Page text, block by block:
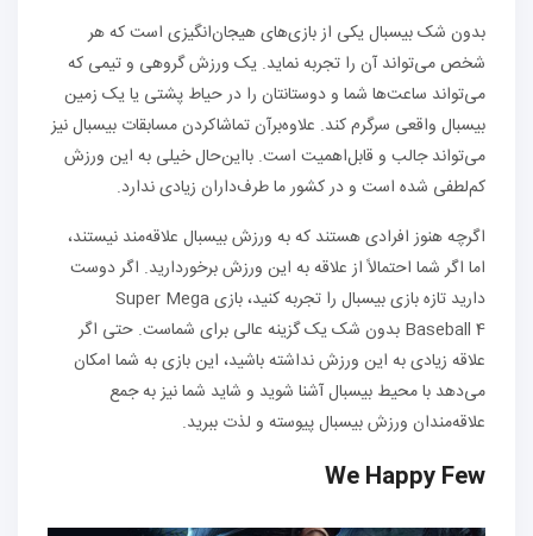
بدون شک بیسبال یکی از بازی‌های هیجان‌انگیزی است که هر
شخص می‌تواند آن را تجربه نماید. یک ورزش گروهی و تیمی که
می‌تواند ساعت‌ها شما و دوستانتان را در حیاط پشتی یا یک زمین
بیسبال واقعی سرگرم کند. علاوه‌برآن تماشاکردن مسابقات بیسبال نیز
می‌تواند جالب و قابل‌اهمیت است. بااین‌حال خیلی به این ورزش
کم‌لطفی شده است و در کشور ما طرف‌داران زیادی ندارد.
اگرچه هنوز افرادی هستند که به ورزش بیسبال علاقه‌مند نیستند،
اما اگر شما احتمالاً از علاقه به این ورزش برخوردارید. اگر دوست
دارید تازه بازی بیسبال را تجربه کنید، بازی Super Mega
Baseball 4 بدون شک یک گزینه عالی برای شماست. حتی اگر
علاقه زیادی به این ورزش نداشته باشید، این بازی به شما امکان
می‌دهد با محیط بیسبال آشنا شوید و شاید شما نیز به جمع
علاقه‌مندان ورزش بیسبال پیوسته و لذت ببرید.
We Happy Few